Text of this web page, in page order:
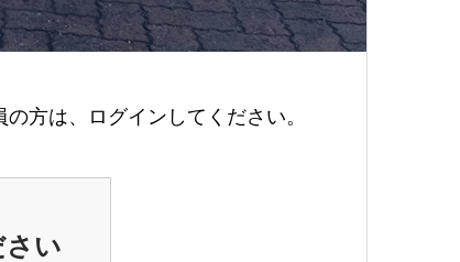
方は、ログインしてください。
い